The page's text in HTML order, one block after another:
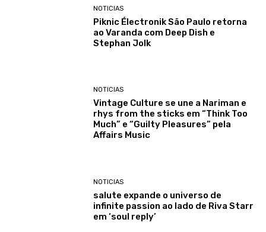
NOTICIAS
Piknic Électronik São Paulo retorna
ao Varanda com Deep Dish e
Stephan Jolk
NOTICIAS
Vintage Culture se une a Nariman e
rhys from the sticks em “Think Too
Much” e “Guilty Pleasures” pela
Affairs Music
NOTICIAS
salute expande o universo de
infinite passion ao lado de Riva Starr
em ‘soul reply’